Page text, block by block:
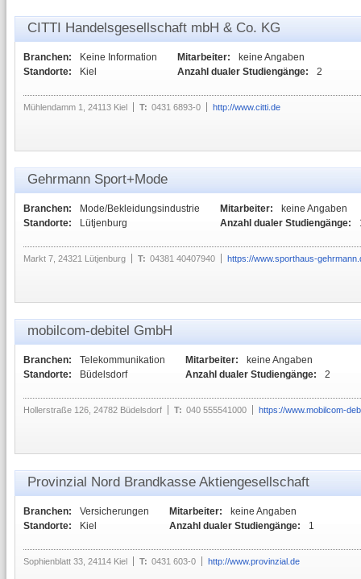
CITTI Handelsgesellschaft mbH & Co. KG
Branchen:
Keine Information
Standorte:
Kiel
Mitarbeiter:
keine Angaben
Anzahl dualer Studiengänge:
2
Mühlendamm 1, 24113 Kiel T: 0431 6893-0 http://www.citti.de
Gehrmann Sport+Mode
Branchen:
Mode/Bekleidungsindustrie
Standorte:
Lütjenburg
Mitarbeiter:
keine Angaben
Anzahl dualer Studiengänge:
Markt 7, 24321 Lütjenburg T: 04381 40407940 https://www.sporthaus-
mobilcom-debitel GmbH
Branchen:
Telekommunikation
Standorte:
Büdelsdorf
Mitarbeiter:
keine Angaben
Anzahl dualer Studiengänge:
2
Hollerstraße 126, 24782 Büdelsdorf T: 040 555541000 https://www.mobilcom-
Provinzial Nord Brandkasse Aktiengesellschaft
Branchen:
Versicherungen
Standorte:
Kiel
Mitarbeiter:
keine Angaben
Anzahl dualer Studiengänge:
1
Sophienblatt 33, 24114 Kiel T: 0431 603-0 http://www.provinzial.de